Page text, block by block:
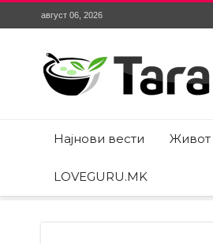
август 06, 2026
Најнови вести Живот
LOVEGURU.MK